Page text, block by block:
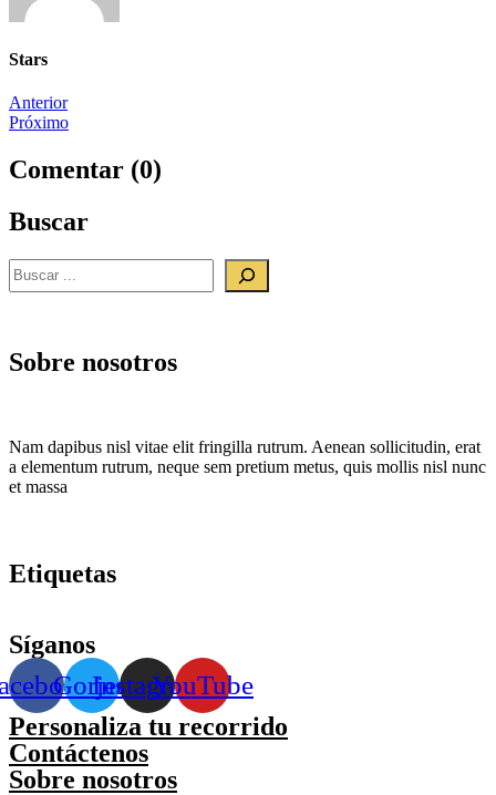
Stars
Navegación
de
entradas
Anterior
Próximo
Comentar (0)
Buscar
Buscar
Sobre nosotros
Nam dapibus nisl vitae elit fringilla rutrum. Aenean sollicitudin, erat
a elementum rutrum, neque sem pretium metus, quis mollis nisl nunc
et massa
Etiquetas
Síganos
GorjeoInstagramYouTube
Personaliza tu recorrido
Contáctenos
Sobre nosotros